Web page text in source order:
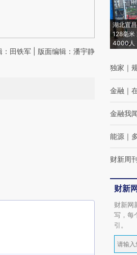
：田铁军 | 版面编辑：潘宇静
湖北宜
128毫米
4000人
独家 ｜
金融 ｜
金融我
能源 ｜
财新周
财新
财新网
写，每
引。